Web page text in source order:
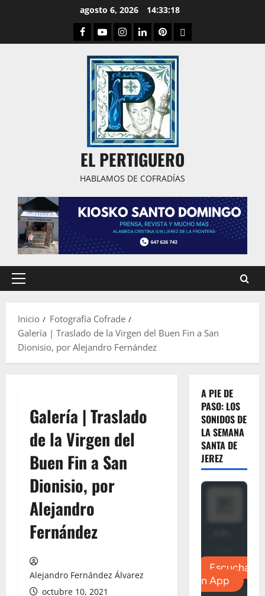
agosto 6, 2026 14:33:18
Facebook
YoutubeInstagram
LinkedPinterestDribbble
EL PERTIGUERO
HABLAMOS DE COFRADÍAS
Menú
Inicio
Fotografía Cofrade
Galería | Traslado de la Virgen del Buen Fin a San
Dionisio, por Alejandro Fernández
Galería | Traslado
de la Virgen del
Buen Fin a San
Dionisio, por
Alejandro
Fernández
Alejandro Fernández Álvarez
octubre 10, 2021
A PIE DE
PASO: LOS
SONIDOS DE
LA SEMANA
SANTA DE
JEREZ